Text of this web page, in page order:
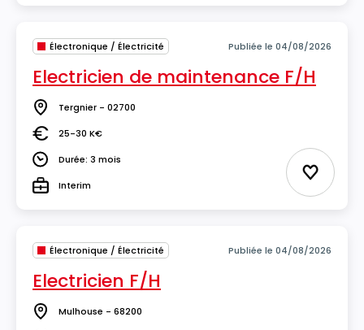
Électronique / Électricité Publiée le 04/08/2026
Electricien de maintenance F/H
Lieu Tergnier - 02700
Salaire25-30 K€
DuréeDurée: 3 mois
TypeInterim Ajouter
Électronique / Électricité Publiée le 04/08/2026
Electricien F/H
Lieu Mulhouse - 68200